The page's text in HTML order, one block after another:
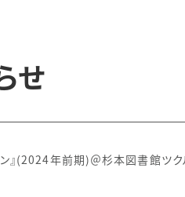
せ
』(2024年前期)＠杉本図書館ツ